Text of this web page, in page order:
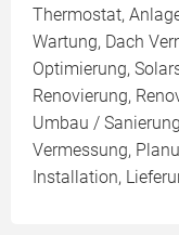
Thermostat,
Wartung, Dach
Optimierung,
Renovierung,
Umbau /
Vermessung,
Installation,